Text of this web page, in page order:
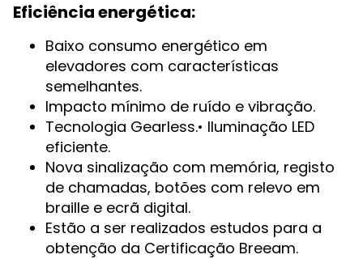
Eficiência energética:
Baixo consumo energético em
elevadores com características
semelhantes.
Impacto mínimo de ruído e vibração.
Tecnologia Gearless.• Iluminação LED
eficiente.
Nova sinalização com memória, registo
de chamadas, botões com relevo em
braille e ecrã digital.
Estão a ser realizados estudos para a
obtenção da Certificação Breeam.